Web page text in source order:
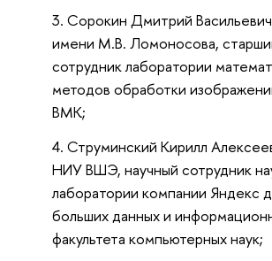
Сорокин Дмитрий
имени М.В. Ломоносова,
сотрудник лаборатории
методов обработки
ВМК;
Струминский Кирилл
НИУ ВШЭ, научный сотрудник
лаборатории компании Яндекс
больших данных и
факультета компьютерных наук;